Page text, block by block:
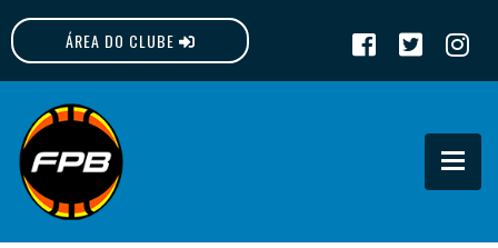
ÁREA DO CLUBE
FPB